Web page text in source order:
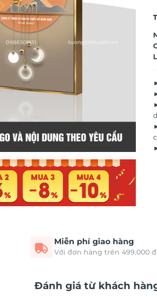
Miễn phí giao hàng
Với đơn hàng trên 499.000
Đánh giá từ khách